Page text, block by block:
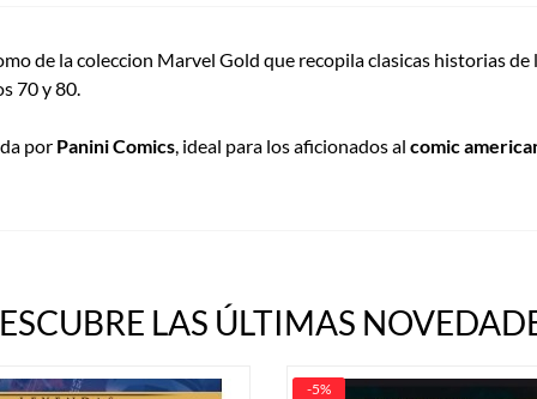
de la coleccion Marvel Gold que recopila clasicas historias de
70 y 80.
por Panini Comics , ideal para los aficionados al comic
LAS ÚLTIMAS
-5%